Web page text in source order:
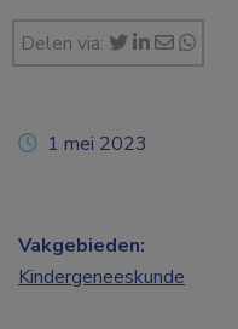
Delen via:
1 mei 2023
Vakgebieden:
Kindergeneeskunde